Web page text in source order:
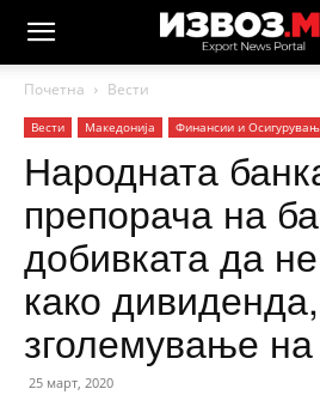
Почетна Вести
Вести Македонија Финансии и
Народната
препорача на
добивката да
како
зголемување
25 март, 2020